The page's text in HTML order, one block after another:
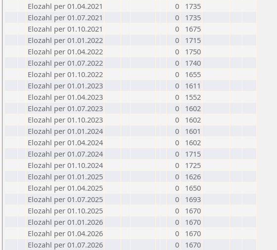
Elozahl per 01.04.2021
0
1735
Elozahl per 01.07.2021
0
1735
Elozahl per 01.10.2021
0
1675
Elozahl per 01.01.2022
0
1715
Elozahl per 01.04.2022
0
1750
Elozahl per 01.07.2022
0
1740
Elozahl per 01.10.2022
0
1655
Elozahl per 01.01.2023
0
1611
Elozahl per 01.04.2023
0
1552
Elozahl per 01.07.2023
0
1602
Elozahl per 01.10.2023
0
1602
Elozahl per 01.01.2024
0
1601
Elozahl per 01.04.2024
0
1602
Elozahl per 01.07.2024
0
1715
Elozahl per 01.10.2024
0
1725
Elozahl per 01.01.2025
0
1626
Elozahl per 01.04.2025
0
1650
Elozahl per 01.07.2025
0
1693
Elozahl per 01.10.2025
0
1670
Elozahl per 01.01.2026
0
1670
Elozahl per 01.04.2026
0
1670
Elozahl per 01.07.2026
0 1670